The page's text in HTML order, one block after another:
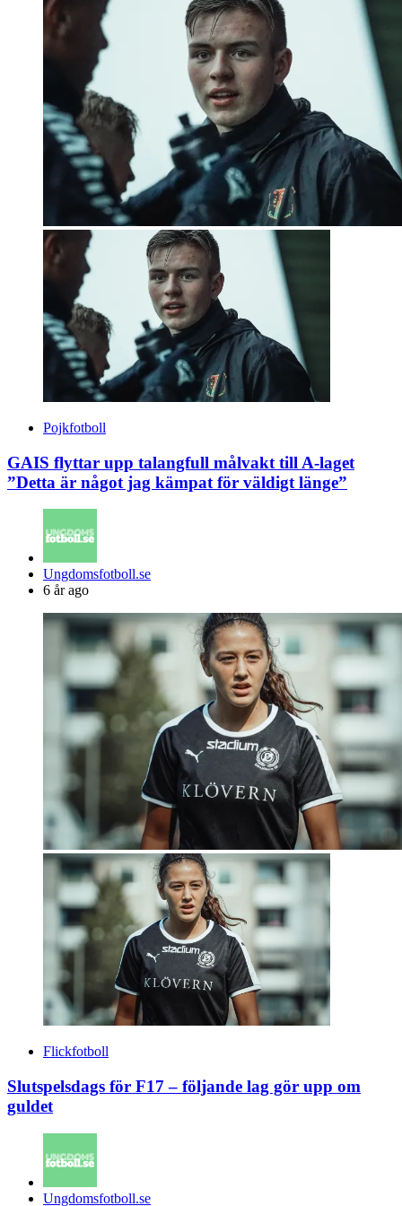
Pojkfotboll
GAIS flyttar upp talangfull målvakt till A-laget
”Detta är något jag kämpat för väldigt länge”
Posted
by
Ungdomsfotboll.se
6 år ago
Flickfotboll
Slutspelsdags för F17 – följande lag gör upp om
guldet
Posted
Ungdomsfotboll.se